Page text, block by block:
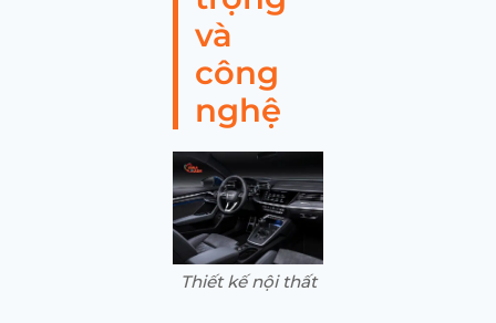
và
công
nghệ
Thiết kế nội thất